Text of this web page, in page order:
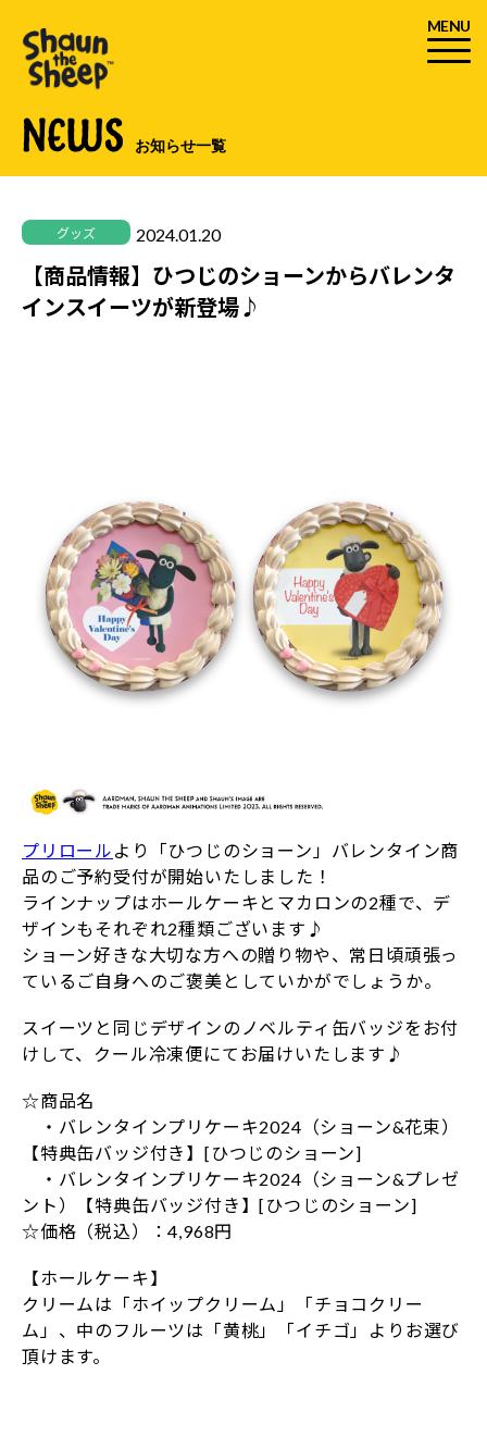
MENU
NEWS お知らせ一覧
グッズ 2024.01.20
【商品情報】ひつじのショーンからバレンタ
インスイーツが新登場♪
プリロール より「ひつじのショーン」バレンタイン商
品のご予約受付が開始いたしました！
ラインナップはホールケーキとマカロンの2種で、デ
ザインもそれぞれ2種類ございます♪
ショーン好きな大切な方への贈り物や、常日頃頑張っ
ているご自身へのご褒美としていかがでしょうか。
スイーツと同じデザインのノベルティ缶バッジをお付
けして、クール冷凍便にてお届けいたします♪
☆商品名
・バレンタインプリケーキ2024（ショーン&花束）
【特典缶バッジ付き】[ひつじのショーン]
・バレンタインプリケーキ2024（ショーン&プレゼ
ント）【特典缶バッジ付き】[ひつじのショーン]
☆価格（税込）：4,968円
【ホールケーキ】
クリームは「ホイップクリーム」「チョコクリー
ム」、中のフルーツは「黄桃」「イチゴ」よりお選び
頂けます。